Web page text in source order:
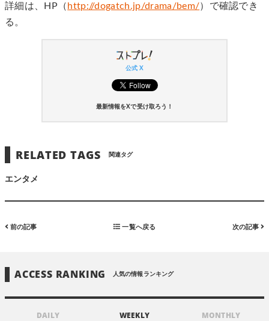
詳細は、HP（http://dogatch.jp/drama/bem/）で確認でき
る。
公式 X
最新情報をXで受け取ろう！
RELATED TAGS 関連タグ
エンタメ
前の記事 一覧へ戻る 次の記事
ACCESS RANKING 人気の情報ランキング
DAILY WEEKLY MONTHLY